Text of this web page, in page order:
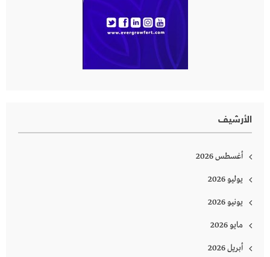
الأرشيف
أغسطس 2026
يوليو 2026
يونيو 2026
مايو 2026
أبريل 2026